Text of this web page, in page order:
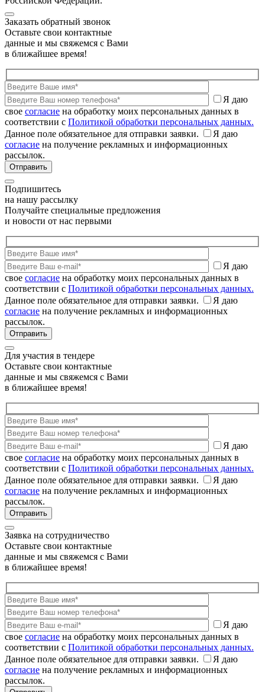
Заказать обратный звонок
Оставьте свои контактные
данные и мы свяжемся с Вами
в ближайшее время!
Я даю
свое согласие на обработку моих персональных данных в
соответствии с Политикой обработки персональных данных.
Данное поле обязательное для отправки заявки.
Я даю
согласие на получение рекламных и информационных
рассылок.
Подпишитесь
на нашу рассылку
Получайте специальные предложения
и новости от нас первыми
Я даю
свое согласие на обработку моих персональных данных в
соответствии с Политикой обработки персональных данных.
Данное поле обязательное для отправки заявки.
Я даю
согласие на получение рекламных и информационных
рассылок.
Для участия в тендере
Оставьте свои контактные
данные и мы свяжемся с Вами
в ближайшее время!
Я даю
свое согласие на обработку моих персональных данных в
соответствии с Политикой обработки персональных данных.
Данное поле обязательное для отправки заявки.
Я даю
согласие на получение рекламных и информационных
рассылок.
Заявка на сотрудничество
Оставьте свои контактные
данные и мы свяжемся с Вами
в ближайшее время!
Я даю
свое согласие на обработку моих персональных данных в
соответствии с Политикой обработки персональных данных.
Данное поле обязательное для отправки заявки.
Я даю
согласие на получение рекламных и информационных
рассылок.